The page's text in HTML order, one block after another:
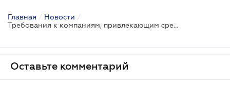
Главная / Новости /
Требования к компаниям, привлекающим средства
Оставьте комментарий